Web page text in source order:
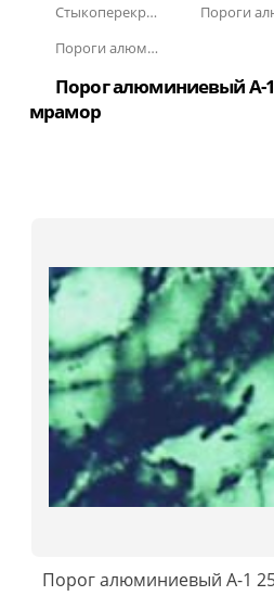
Стыкоперекрывающие алюминиевые пороги
Пороги алюминиевые А-1 25х2,8 мм Декорированные
Порог алюминиевый А-
мрамор
Порог алюминиевый А-1 25x2,8x1800 мм,